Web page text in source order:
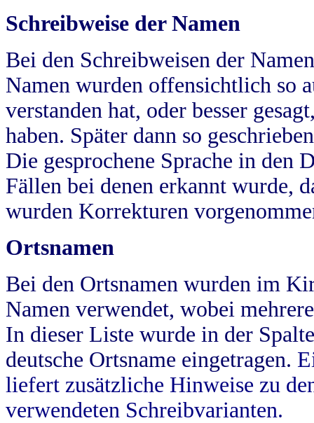
Schreibweise der Namen
Bei den Schreibweisen der
Namen wurden offensichtlich so
verstanden hat, oder besser
haben. Später dann so
Die gesprochene Sprache in
Fällen bei denen erkannt wurde,
wurden Korrekturen
Ortsnamen
Bei den Ortsnamen wurden im
Namen verwendet, wobei
In dieser Liste wurde in der
deutsche Ortsname eingetragen.
liefert zusätzliche Hinweise zu
verwendeten Schreibvarianten.